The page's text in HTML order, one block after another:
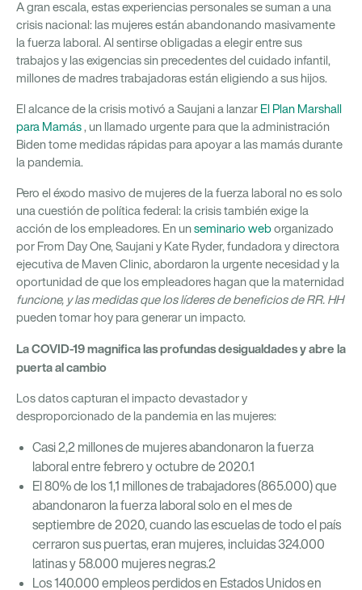
A gran escala, estas experiencias personales se suman a una
crisis nacional: las mujeres están abandonando masivamente
la fuerza laboral. Al sentirse obligadas a elegir entre sus
trabajos y las exigencias sin precedentes del cuidado infantil,
millones de madres trabajadoras están eligiendo a sus hijos.
El alcance de la crisis motivó a Saujani a lanzar El Plan Marshall
para Mamás, un llamado urgente para que la administración
Biden tome medidas rápidas para apoyar a las mamás durante
la pandemia.
Pero el éxodo masivo de mujeres de la fuerza laboral no es solo
una cuestión de política federal: la crisis también exige la
acción de los empleadores. En unseminario weborganizado
por From Day One, Saujani y Kate Ryder, fundadora y directora
ejecutiva de Maven Clinic, abordaron la urgente necesidad y la
oportunidad de que los empleadores hagan que la maternidad
funcione, y las medidas que los líderes de beneficios de RR. HH
pueden tomar hoy para generar un impacto.
La COVID-19 magnifica las profundas desigualdades y abre la
puerta al cambio
Los datos capturan el impacto devastador y
desproporcionado de la pandemia en las mujeres:
Casi 2,2 millones de mujeres abandonaron la fuerza
laboral entre febrero y octubre de 2020.1
El 80% de los 1,1 millones de trabajadores (865.000) que
abandonaron la fuerza laboral solo en el mes de
septiembre de 2020, cuando las escuelas de todo el país
cerraron sus puertas, eran mujeres, incluidas 324.000
latinas y 58.000 mujeres negras.2
Los 140.000 empleos perdidos en Estados Unidos en